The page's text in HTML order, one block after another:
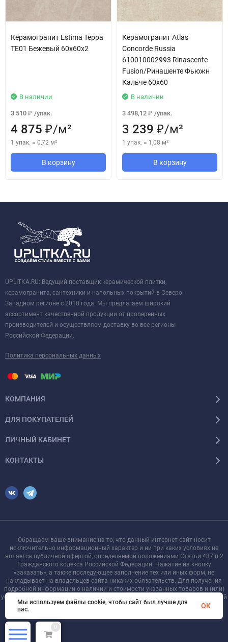
Керамогранит Estima Терра
TE01 Бежевый 60x60x2
В наличии
3 510 ₽ /упак.
4 875 ₽/м²
1 упак. = 0,72 м²
В корзину
Керамогранит Atlas
Concorde Russia
610010002993 Rinascente
Fusion/Ринашенте Фьюжн
Кальче 60x60
В наличии
3 498,12 ₽ /упак.
3 239 ₽/м²
1 упак. = 1,08 м²
В корзину
UPLITKA.RU: Ведущий поставщик керамической плитки,
керамогранита, сантехники и напольных покрытий в Северо-
Западном регионе с 2018 года. Мы предлагаем широкий
ассортимент качественной продукции от проверенных
производителей и осуществляем доставку во все регионы
Российской Федерации.
Политика персональных данных
КОМПАНИЯ
ДЛЯ ПОКУПАТЕЛЕЙ
ЛИЧНЫЙ КАБИНЕТ
КОНТАКТЫ
Обращаем ваше внимание на то, что данный интернет-сайт носит
исключительно информационный характер и ни при каких условиях не
является публичной офертой, определяемой положениями Статьи 437 п.2
Гражданского кодекса Российской Федерации. Нажатие на кнопку
«заказать», а также последующее заполнение тех или иных форм, не
накладывает на владельцев сайта никаких обязательств. Для получения
подробной информации о наличии и стоимости указанных товаров и (или)
услуг, пожалуйста, обращайтесь к менеджеру сайта с помощью специальной
формы связи или по телефону +7 921 755-09-90
0
Мы используем файлы cookie, чтобы сайт был лучше для
вас.
OK